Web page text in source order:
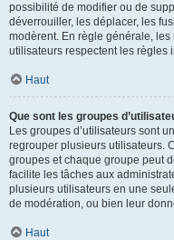
possibilité de modifier ou de
déverrouiller, les déplacer, les
modèrent. En règle générale,
utilisateurs respectent les règles
Haut
Que sont les groupes
Les groupes d’utilisateurs sont
regrouper plusieurs utilisateurs.
groupes et chaque groupe peut
facilite les tâches aux
plusieurs utilisateurs en une
de modération, ou bien leur
Haut